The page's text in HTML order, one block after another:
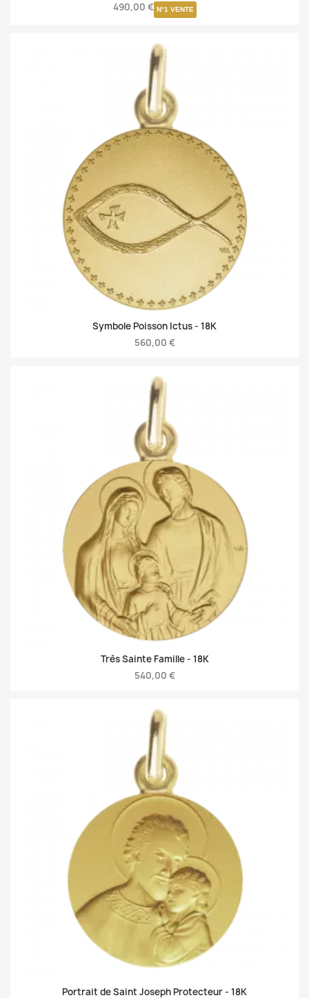
490,00 € N°1 VENTE
Symbole Poisson Ictus - 18K
560,00 €
Très Sainte Famille - 18K
540,00 €
Portrait de Saint Joseph Protecteur - 18K